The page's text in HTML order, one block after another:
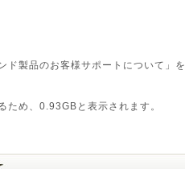
製品のお客様サポートについて」を
め、0.93GBと表示されます。